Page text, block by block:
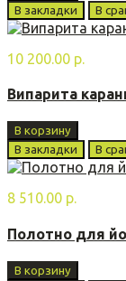
В закладки
В
10 200.00 р.
Випарита
В корзину
В закладки
В
8 510.00 р.
Полотно для
В корзину